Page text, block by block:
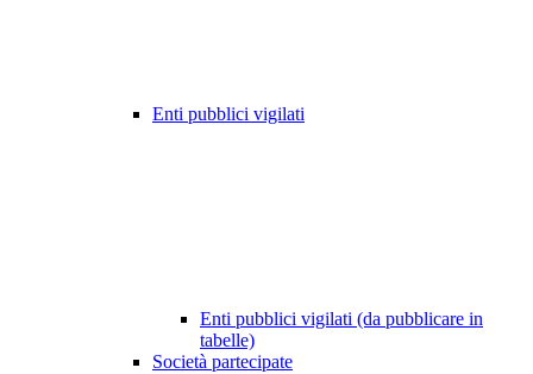
Enti pubblici vigilati
Enti pubblici vigilati (da pubblicare in
tabelle)
Società partecipate